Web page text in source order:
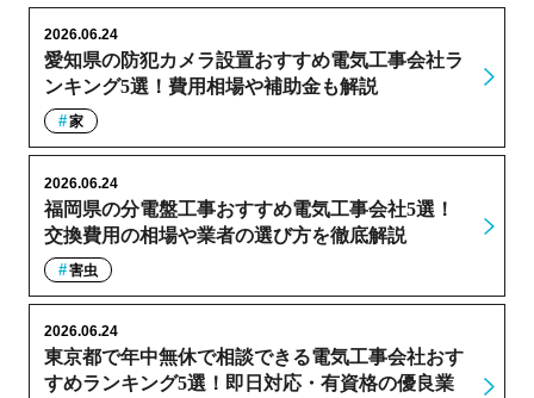
愛知県の防犯カメラ設置おすすめ電気工事会社ラ
ンキング5選！費用相場や補助金も解説
2026.06.24
家
福岡県の分電盤工事おすすめ電気工事会社5選！
交換費用の相場や業者の選び方を徹底解説
2026.06.24
害虫
東京都で年中無休で相談できる電気工事会社おす
すめランキング5選！即日対応・有資格の優良業
2026.06.24